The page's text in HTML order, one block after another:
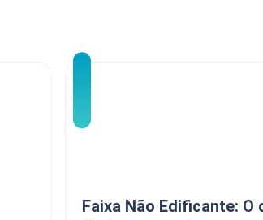
Faixa Não Edificante: O